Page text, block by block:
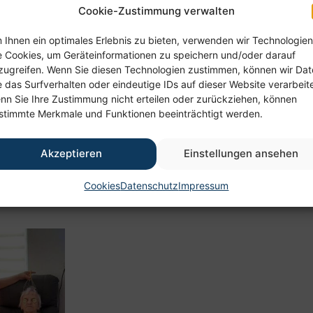
Cookie-Zustimmung verwalten
Ihnen ein optimales Erlebnis zu bieten, verwenden wir Technologien
Cookies, um Geräteinformationen zu speichern und/oder darauf
Wenn Sie diesen Technologien zustimmen, können wir
das Surfverhalten oder eindeutige IDs auf dieser Website
Sie Ihre Zustimmung nicht erteilen oder zurückziehen, können
Merkmale und Funktionen beeinträchtigt werden.
Akzeptieren Einstellungen ansehen
CookiesDatenschutzImpressum
freuten sich im neuen Jahr über ein ausgiebiges
Wellnesstag. Egal ob Gurkenmaske, Handmassage
Eierlikör nicht fehlen.
alle engagiert mitwirkenden Mitarbeiter*innen.